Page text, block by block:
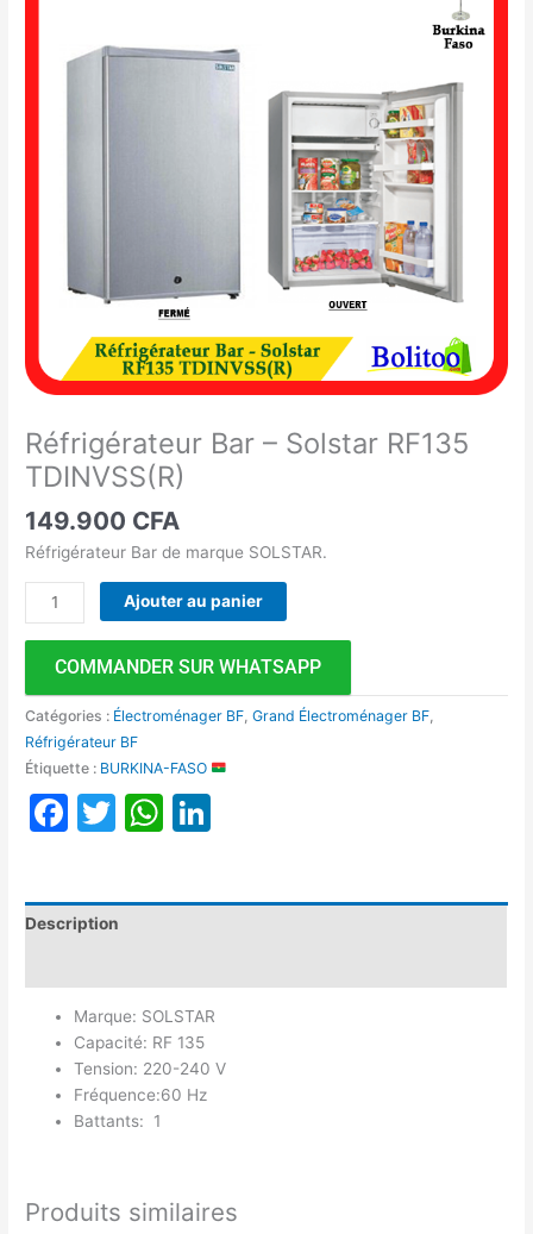
Réfrigérateur Bar – Solstar RF135
TDINVSS(R)
149.900 CFA
Réfrigérateur Bar de marque SOLSTAR.
Solstar
Ajouter au panier
COMMANDER SUR WHATSAPP
Catégories : Électroménager BF ,Grand Électroménager BF
Réfrigérateur BF
Étiquette : BURKINA-FASO
Facebook
TwitterWhatsApp
Description
Marque: SOLSTAR
Capacité: RF 135
Tension: 220-240 V
Fréquence:60 Hz
Battants: 1
Produits similaires